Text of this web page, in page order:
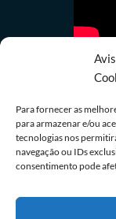
Para fornecer as
para armazenar e/ou
tecnologias nos
navegação ou IDs
consentimento pode
Política
Lula quer
Redação 08/